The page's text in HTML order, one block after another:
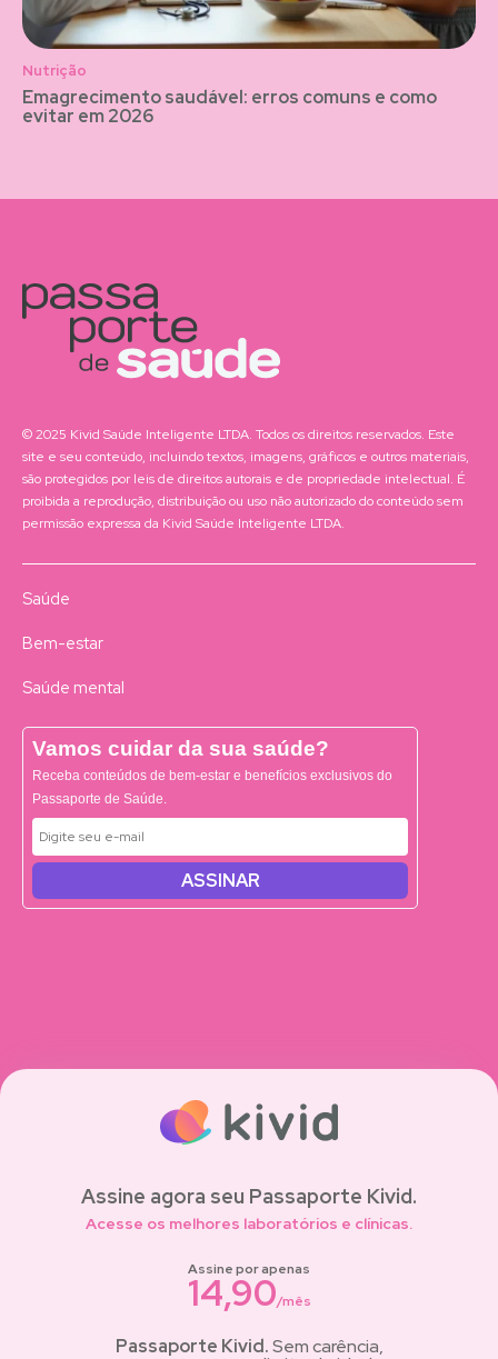
Nutrição
Emagrecimento saudável: erros comuns e como
evitar em 2026
© 2025 Kivid Saúde Inteligente LTDA. Todos os direitos reservados. Este
site e seu conteúdo, incluindo textos, imagens, gráficos e outros materiais,
são protegidos por leis de direitos autorais e de propriedade intelectual. É
proibida a reprodução, distribuição ou uso não autorizado do conteúdo sem
permissão expressa da Kivid Saúde Inteligente LTDA.
Saúde
Bem-estar
Saúde mental
Vamos cuidar da sua saúde?
Receba conteúdos de bem-estar e benefícios exclusivos do
Passaporte de Saúde.
ASSINAR
Assine agora seu Passaporte Kivid.
Acesse os melhores laboratórios e clínicas.
Assine por apenas
14,90/mês
Passaporte Kivid.Sem carência,